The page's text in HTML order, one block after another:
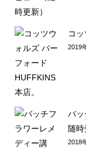
コ
2019
バッ
随
2018